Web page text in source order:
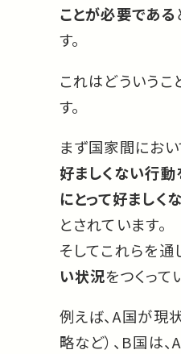
ことが必要である
す。
これはどういうこ
す。
まず国家間におい
好ましくない行動
にとって好ましく
とされています。
そしてこれらを通
い状況をつくって
例えば、A国が現
略など）、B国は